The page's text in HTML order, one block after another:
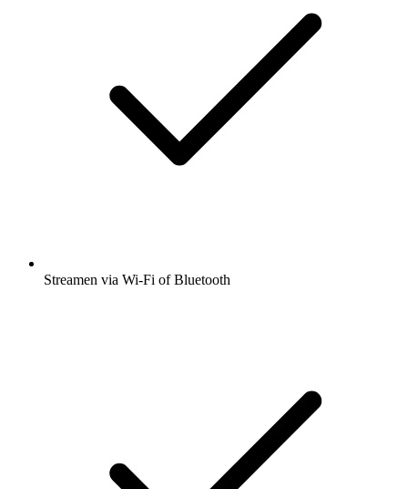
Streamen via Wi-Fi of Bluetooth